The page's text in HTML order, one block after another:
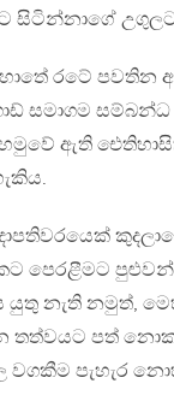
සිටින්නාගේ
රටේ පවතින
සමාගම සම්බන්ධ
ඇති
පෙරළීමට පුළුවන්
යුතු නැති නමුත්,
තත්වයට පත්
වගකීම පැහැර